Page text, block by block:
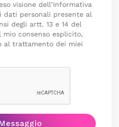
visione dell’Informativa
dati personali presente al
degli artt. 13 e 14 del
mio consenso esplicito,
al trattamento dei miei